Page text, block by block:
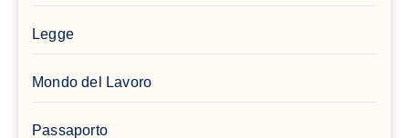
Legge
Mondo del Lavoro
Passaporto